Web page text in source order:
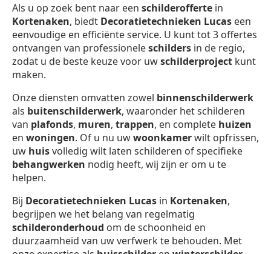
Als u op zoek bent naar een schilderofferte in
Kortenaken, biedt Decoratietechnieken Lucas een
eenvoudige en efficiënte service. U kunt tot 3 offertes
ontvangen van professioneleschilders in de regio,
zodat u de beste keuze voor uwschilderproject kunt
maken.
Onze diensten omvatten zowel binnenschilderwerk
als buitenschilderwerk, waaronder het schilderen
van plafonds, muren, trappen, en complete huizen
en woningen. Of u nu uwwoonkamerwilt opfrissen,
uw huisvolledig wilt laten schilderen of specifieke
behangwerken nodig heeft, wij zijn er om u te
helpen.
Bij Decoratietechnieken Lucas in Kortenaken,
begrijpen we het belang van regelmatig
schilderonderhoud om de schoonheid en
duurzaamheid van uw verfwerk te behouden. Met